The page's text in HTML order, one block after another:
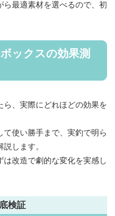
ら最適素材を選べるので、初
ックスの効果測
ら、実際にどれほどの効果を
使い勝手まで、実釣で明ら
します。
改造で劇的な変化を実感し
検証